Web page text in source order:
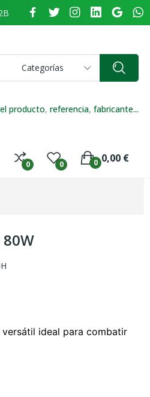
Categorías
producto,referencia,fabricante...
0 0 0,00 €
0
ideal para combatir